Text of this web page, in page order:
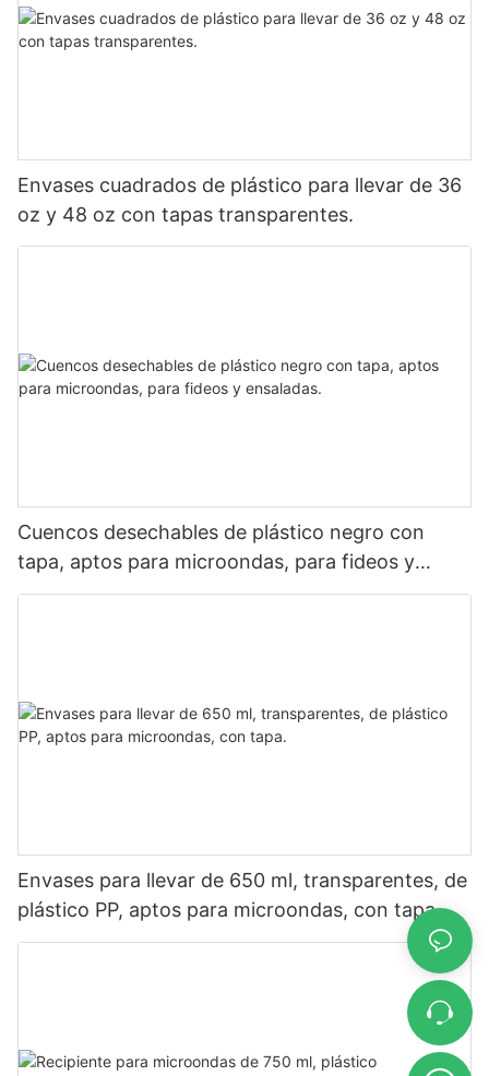
Envases cuadrados de plástico para llevar de 36
oz y 48 oz con tapas transparentes.
Cuencos desechables de plástico negro con
tapa, aptos para microondas, para fideos y
ensaladas.
Envases para llevar de 650 ml, transparentes, de
plástico PP, aptos para microondas, con tapa.